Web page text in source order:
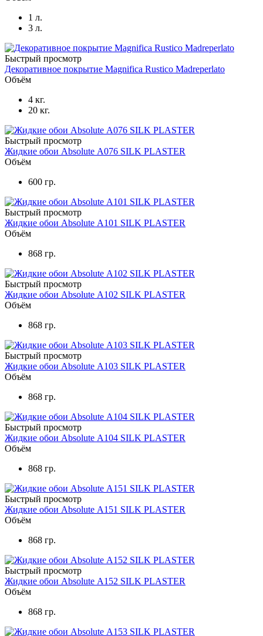
1 л.
3 л.
Быстрый просмотр
Декоративное покрытие Magnifica Rustico Madreperlato
Объём
4 кг.
20 кг.
Быстрый просмотр
Жидкие обои Absolute А076 SILK PLASTER
Объём
600 гр.
Быстрый просмотр
Жидкие обои Absolute А101 SILK PLASTER
Объём
868 гр.
Быстрый просмотр
Жидкие обои Absolute А102 SILK PLASTER
Объём
868 гр.
Быстрый просмотр
Жидкие обои Absolute А103 SILK PLASTER
Объём
868 гр.
Быстрый просмотр
Жидкие обои Absolute А104 SILK PLASTER
Объём
868 гр.
Быстрый просмотр
Жидкие обои Absolute А151 SILK PLASTER
Объём
868 гр.
Быстрый просмотр
Жидкие обои Absolute А152 SILK PLASTER
Объём
868 гр.